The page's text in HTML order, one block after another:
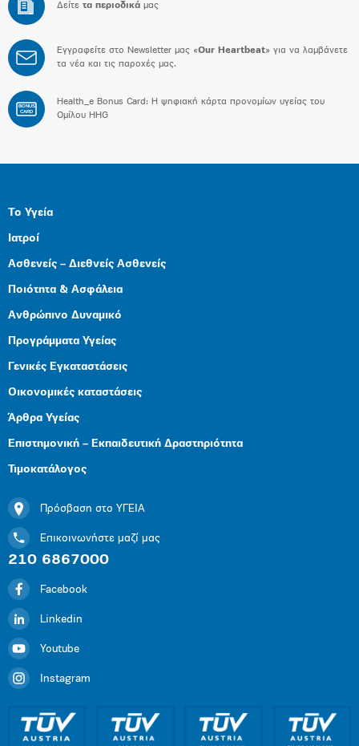
Δείτε τα περιοδικά μας
Εγγραφείτε στο Newsletter μας «Our Heartbeat» για να λαμβάνετε
τα νέα και τις παροχές μας.
BONUS
CARD
Health_e Bonus Card: H ψηφιακή κάρτα προνομίων υγείας του
Ομίλου HHG
Το Υγεία
Ιατροί
Ασθενείς – Διεθνείς Ασθενείς
Ποιότητα & Ασφάλεια
Ανθρώπινο Δυναμικό
Προγράμματα Υγείας
Γενικές Εγκαταστάσεις
Οικονομικές καταστάσεις
Άρθρα Υγείας
Επιστημονική – Εκπαιδευτική Δραστηριότητα
Τιμοκατάλογος
Πρόσβαση στο ΥΓΕΙΑ
Επικοινωνήστε μαζί μας
210 6867000
Facebook
Linkedin
Youtube
Instagram